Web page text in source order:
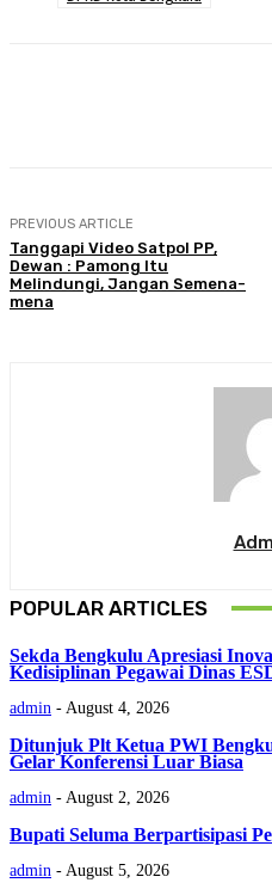
PREVIOUS ARTICLE
Tanggapi Video Satpol PP,
Dewan : Pamong Itu
Melindungi, Jangan Semena-
mena
POPULAR ARTICLES
Sekda Bengkulu Apresiasi
Kedisiplinan Pegawai Dinas
admin - August 4, 2026
Ditunjuk Plt Ketua PWI
Gelar Konferensi Luar Biasa
admin - August 2, 2026
Bupati Seluma Berpartisipasi
admin - August 5, 2026